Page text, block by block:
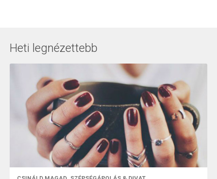
Heti legnézettebb